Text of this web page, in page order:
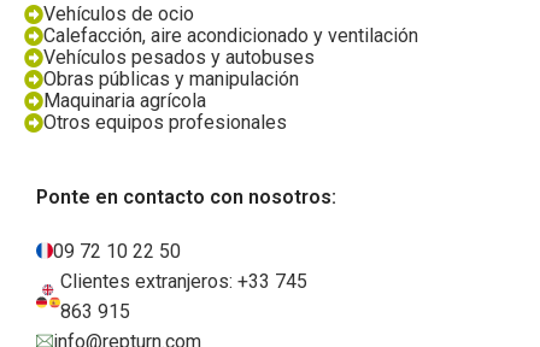
Vehículos de ocio
Calefacción, aire acondicionado y ventilación
Vehículos pesados y autobuses
Obras públicas y manipulación
Maquinaria agrícola
Otros equipos profesionales
Ponte en contacto con nosotros:
09 72 10 22 50
Clientes extranjeros: +33 745
863 915
info@repturn.com